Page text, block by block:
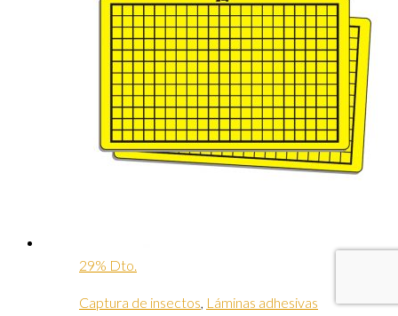
29% Dto.
Captura de insectos, Láminas adhesivas